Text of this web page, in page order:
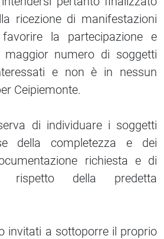
ricezione di manifestazioni
la partecipazione e
maggior numero di soggetti
e non è in nessun
Ceipiemonte.
di individuare i soggetti
della completezza e dei
richiesta e di
rispetto della predetta
invitati a sottoporre il proprio